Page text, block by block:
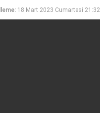
18 Mart 2023 Cumartesi 21:32